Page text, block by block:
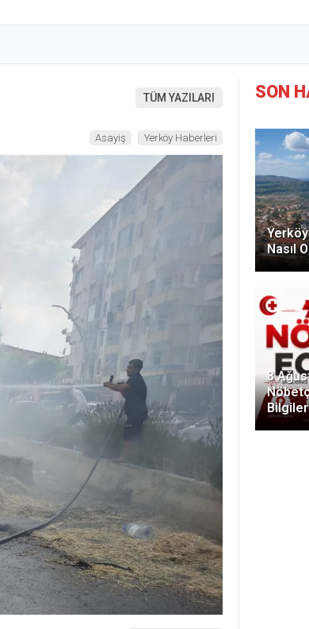
TÜM YAZILARI
Asayiş Yerköy Haberleri
SON
Nasıl
8
Bilgiler